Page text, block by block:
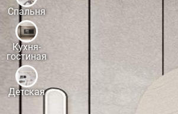
Спальня
Кухня-
гостиная
Детская